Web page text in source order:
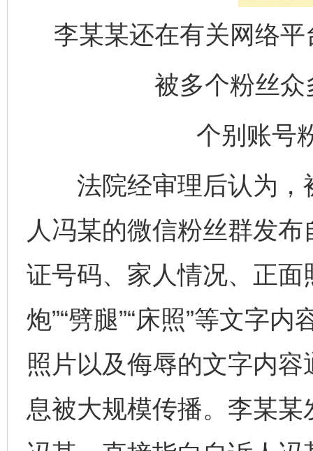
李某某还在有关网络
被多个粉丝
个别账号
法院经审理后认为，
人冯某的微信粉丝群发
证号码、家人情况、正面
炮”“劈腿”“床照”等文字
照片以及侮辱的文字内
息被大规模传播。李某